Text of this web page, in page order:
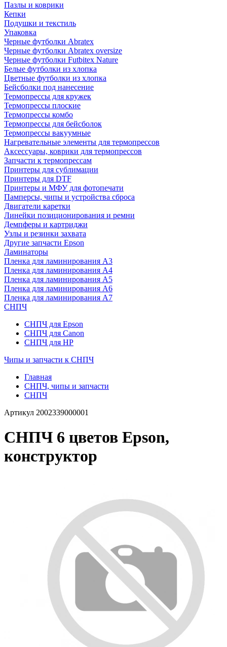
Пазлы и коврики
Кепки
Подушки и текстиль
Упаковка
Черные футболки Abratex
Черные футболки Abratex oversize
Черные футболки Futbitex Nature
Белые футболки из хлопка
Цветные футболки из хлопка
Бейсболки под нанесение
Термопрессы для кружек
Термопрессы плоские
Термопрессы комбо
Термопрессы для бейсболок
Термопрессы вакуумные
Нагревательные элементы для термопрессов
Аксессуары, коврики для термопрессов
Запчасти к термопрессам
Принтеры для сублимации
Принтеры для DTF
Принтеры и МФУ для фотопечати
Памперсы, чипы и устройства сброса
Двигатели каретки
Линейки позиционирования и ремни
Демпферы и картриджи
Узлы и резинки захвата
Другие запчасти Epson
Ламинаторы
Пленка для ламинирования А3
Пленка для ламинирования А4
Пленка для ламинирования А5
Пленка для ламинирования А6
Пленка для ламинирования А7
СНПЧ
СНПЧ для Epson
СНПЧ для Canon
СНПЧ для HP
Чипы и запчасти к СНПЧ
Главная
СНПЧ, чипы и запчасти
СНПЧ
Артикул 2002339000001
СНПЧ 6 цветов Epson,
конструктор